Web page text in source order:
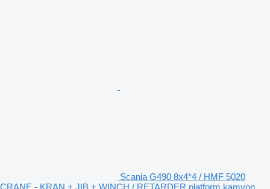
Scania G490 8x4*4 / HMF 5020
CRANE - KRAN + JIB + WINCH / RETARDER platform kamyon